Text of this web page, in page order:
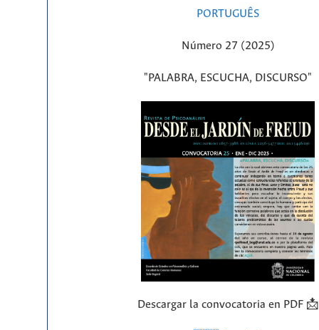
PORTUGUÊS
Número 27 (2025)
"PALABRA, ESCUCHA, DISCURSO"
Descargar la convocatoria en PDF 📩